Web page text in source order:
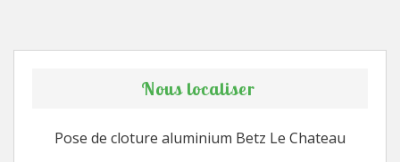
Nous localiser
Pose de cloture aluminium Betz Le Chateau